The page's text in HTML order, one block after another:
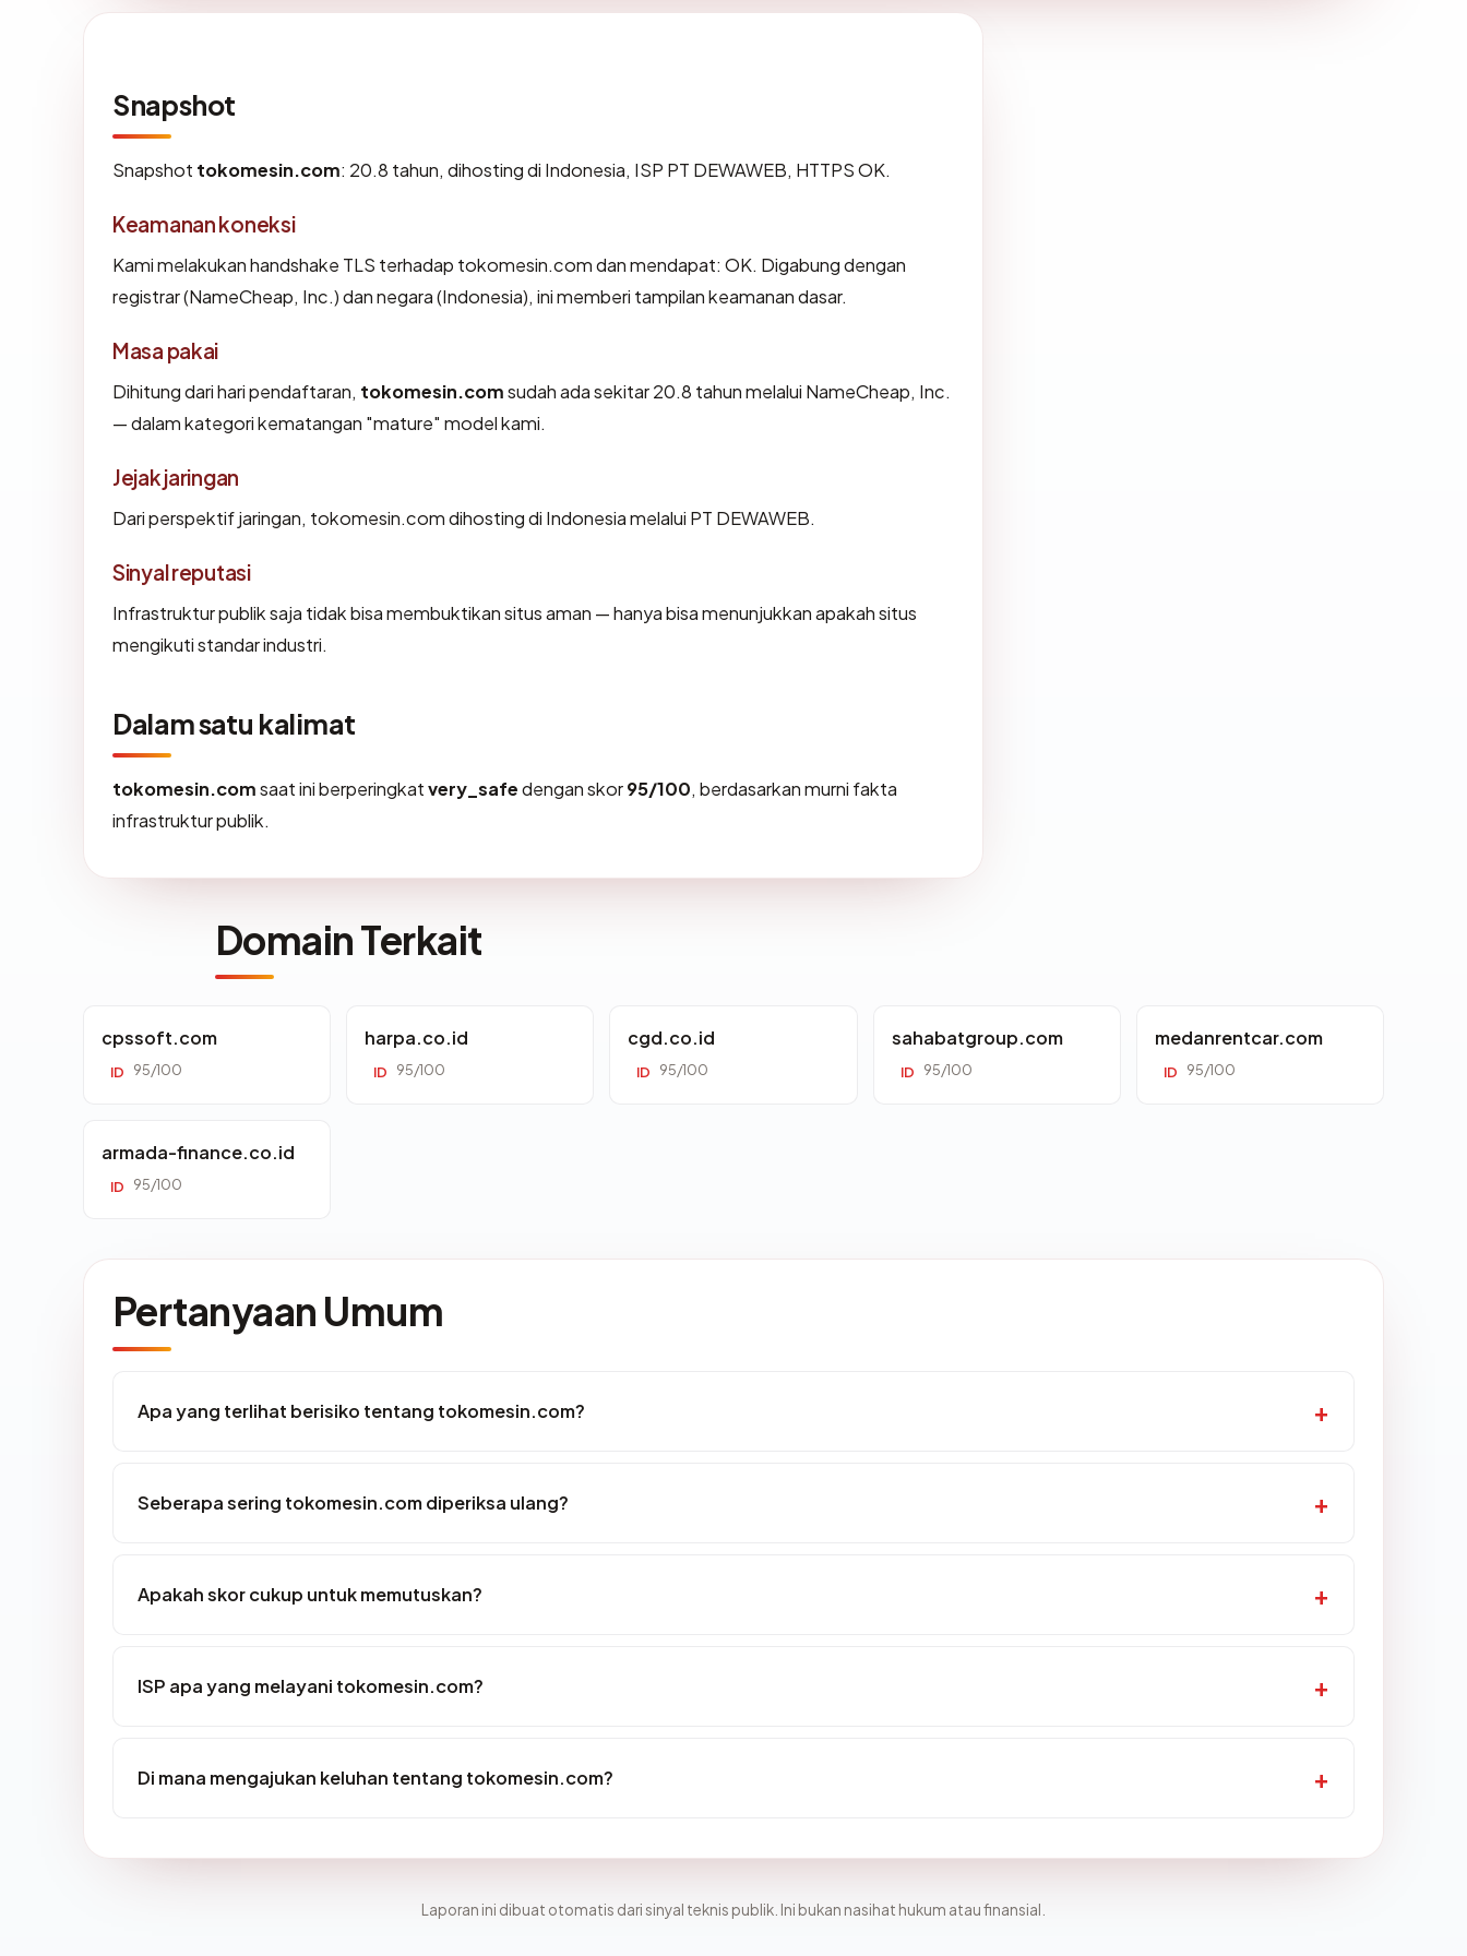
Snapshot
Snapshot tokomesin.com: 20.8 tahun, dihosting di Indonesia, ISP PT DEWAWEB, HTTPS OK.
Keamanan koneksi
Kami melakukan handshake TLS terhadap tokomesin.com dan mendapat: OK. Digabung dengan
registrar (NameCheap, Inc.) dan negara (Indonesia), ini memberi tampilan keamanan dasar.
Masa pakai
Dihitung dari hari pendaftaran, tokomesin.comsudah ada sekitar 20.8 tahun melalui NameCheap, Inc.
— dalam kategori kematangan "mature" model kami.
Jejak jaringan
Dari perspektif jaringan, tokomesin.com dihosting di Indonesia melalui PT DEWAWEB.
Sinyal reputasi
Infrastruktur publik saja tidak bisa membuktikan situs aman — hanya bisa menunjukkan apakah situs
mengikuti standar industri.
Dalam satu kalimat
tokomesin.comsaat ini berperingkatvery_safedengan skor95/100, berdasarkan murni fakta
infrastruktur publik.
Domain Terkait
cpssoft.com
ID 95/100
harpa.co.id
ID 95/100
cgd.co.id
ID 95/100
sahabatgroup.com
ID 95/100
medanrentcar.com
ID 95/100
armada-finance.co.id
ID 95/100
Pertanyaan Umum
Apa yang terlihat berisiko tentang tokomesin.com?
Seberapa sering tokomesin.com diperiksa ulang?
Apakah skor cukup untuk memutuskan?
ISP apa yang melayani tokomesin.com?
Di mana mengajukan keluhan tentang tokomesin.com?
Laporan ini dibuat otomatis dari sinyal teknis publik. Ini bukan nasihat hukum atau finansial.